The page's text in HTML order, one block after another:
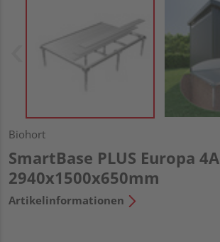
Biohort
SmartBase PLUS Europa 4A
2940x1500x650mm
Artikelinformationen